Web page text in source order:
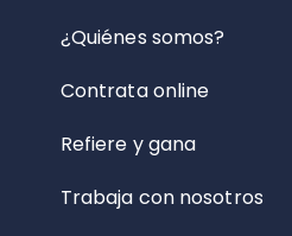
¿Quiénes somos?
Contrata online
Refiere y gana
Trabaja con nosotros